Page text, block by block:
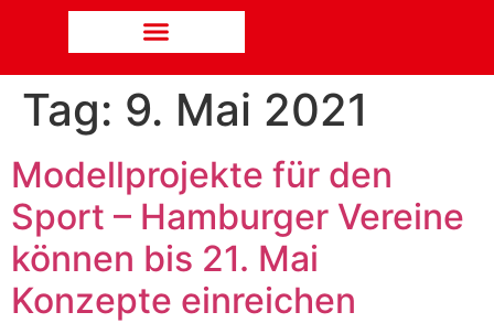
Tag: 9. Mai 2021
Modellprojekte für den
Sport – Hamburger Vereine
können bis 21. Mai
Konzepte einreichen